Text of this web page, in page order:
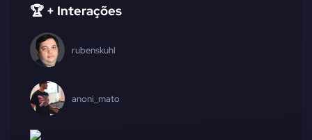
🏆 + Interações
rubenskuhl
anoni_mato